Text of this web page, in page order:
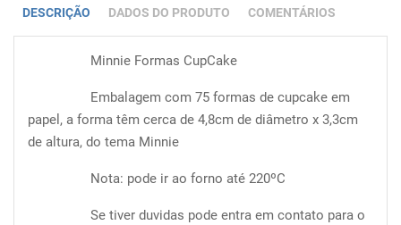
DESCRIÇÃO DADOS DO PRODUTO COMENTÁRIOS
Minnie Formas CupCake
Embalagem com 75 formas de cupcake em
papel, a forma têm cerca de 4,8cm de diâmetro x 3,3cm
de altura, do tema Minnie
Nota: pode ir ao forno até 220ºC
Se tiver duvidas pode entra em contato para o